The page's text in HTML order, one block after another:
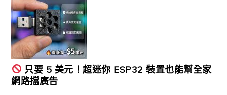
只要 5 美元！超迷你 ESP32 裝置也能幫全家
網路擋廣告